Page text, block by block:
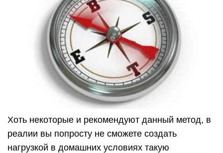
Хоть некоторые и рекомендуют данный метод, в
реалии вы попросту не сможете создать
нагрузкой в домашних условиях такую